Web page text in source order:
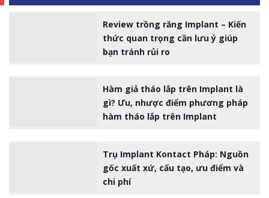
Review trồng răng Implant – Kiến
thức quan trọng cần lưu ý giúp
bạn tránh rủi ro
Hàm giả tháo lắp trên Implant là
gì? Ưu, nhược điểm phương pháp
hàm tháo lắp trên Implant
Trụ Implant Kontact Pháp: Nguồn
gốc xuất xứ, cấu tạo, ưu điểm và
chi phí